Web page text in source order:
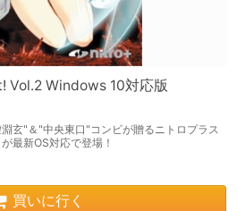
Vol.2 Windows 10対応版
玄"＆"中央東口"コンビが贈るニトロプラス
最新OS対応で登場！
買いに行く